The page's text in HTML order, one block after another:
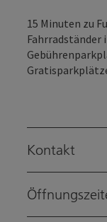
15 Minuten zu
Fahrradständer
Kontakt